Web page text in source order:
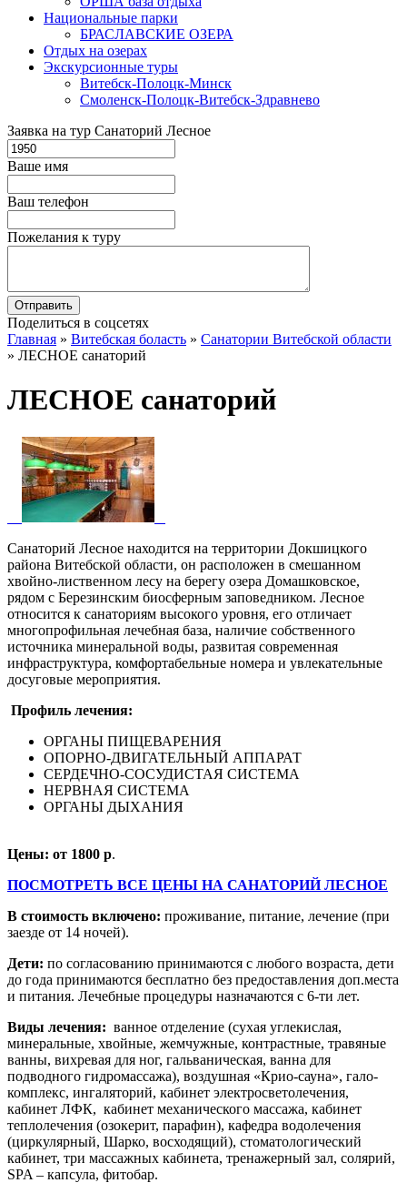
Национальные парки
БРАСЛАВСКИЕ ОЗЕРА
Отдых на озерах
Экскурсионные туры
Витебск-Полоцк-Минск
Смоленск-Полоцк-Витебск-Здравнево
Заявка на тур Санаторий Лесное
Ваше имя
Ваш телефон
Пожелания к туру
Поделиться в соцсетях
Главная » Витебская боласть » Санатории Витебской области
» ЛЕСНОЕ санаторий
ЛЕСНОЕ санаторий
Санаторий Лесное находится на территории Докшицкого
района Витебской области, он расположен в смешанном
хвойно-лиственном лесу на берегу озера Домашковское,
рядом с Березинским биосферным заповедником. Лесное
относится к санаториям высокого уровня, его отличает
многопрофильная лечебная база, наличие собственного
источника минеральной воды, развитая современная
инфраструктура, комфортабельные номера и увлекательные
досуговые мероприятия.
Профиль лечения:
ОРГАНЫ ПИЩЕВАРЕНИЯ
ОПОРНО-ДВИГАТЕЛЬНЫЙ АППАРАТ
СЕРДЕЧНО-СОСУДИСТАЯ СИСТЕМА
НЕРВНАЯ СИСТЕМА
ОРГАНЫ ДЫХАНИЯ
Цены: от 1800 р.
ПОСМОТРЕТЬ ВСЕ ЦЕНЫ НА САНАТОРИЙ ЛЕСНОЕ
В стоимость включено: проживание, питание, лечение (при
заезде от 14 ночей).
Дети: по согласованию принимаются с любого возраста, дети
до года принимаются бесплатно без предоставления доп.места
и питания. Лечебные процедуры назначаются с 6-ти лет.
Виды лечения: ванное отделение (сухая углекислая,
минеральные, хвойные, жемчужные, контрастные, травяные
ванны, вихревая для ног, гальваническая, ванна для
подводного гидромассажа), воздушная «Крио-сауна», гало-
комплекс, ингаляторий, кабинет электросветолечения,
кабинет ЛФК, кабинет механического массажа, кабинет
теплолечения (озокерит, парафин), кафедра водолечения
(циркулярный, Шарко, восходящий), стоматологический
кабинет, три массажных кабинета, тренажерный зал, солярий,
SPA – капсула, фитобар.